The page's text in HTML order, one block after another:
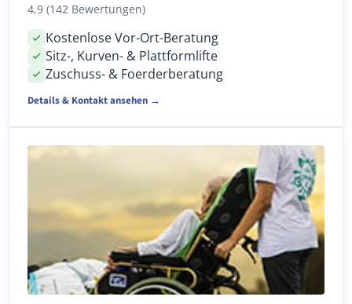
4,9 (142 Bewertungen)
Kostenlose Vor-Ort-Beratung
Sitz-, Kurven- & Plattformlifte
Zuschuss- & Foerderberatung
Details & Kontakt ansehen →